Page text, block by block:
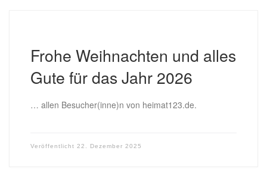
Frohe Weihnachten und alles
Gute für das Jahr 2026
… allen Besucher(inne)n von heimat123.de.
Veröffentlicht 22. Dezember 2025